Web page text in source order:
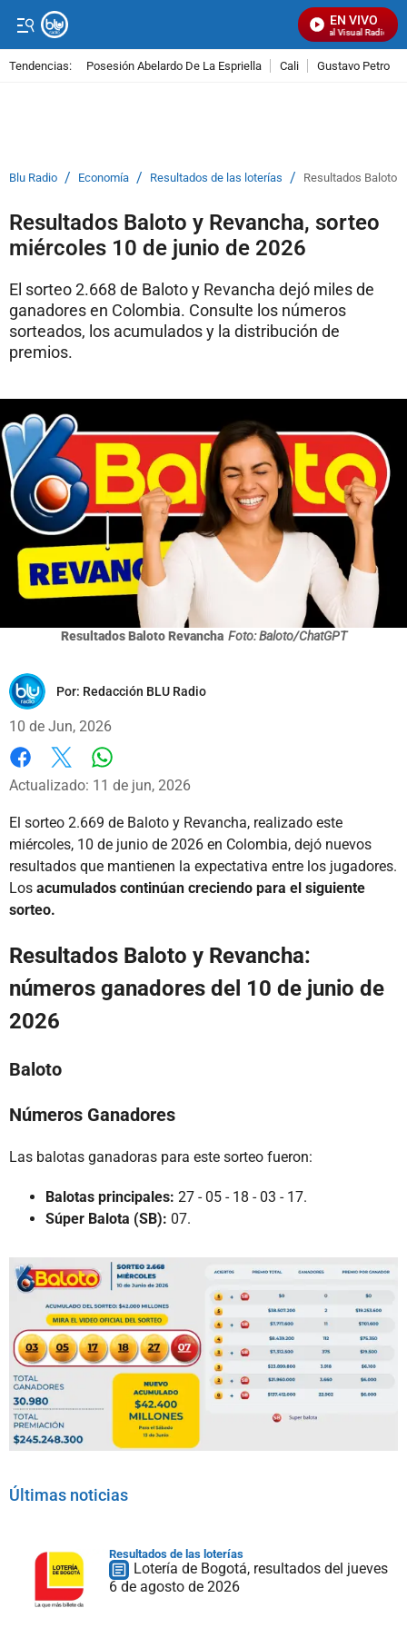
EN VIVO
Señal Visual Radio
Tendencias: Posesión Abelardo De La Espriella Cali Gustavo Petro
Blu Radio / Economía / Resultados de las loterías / Resultados Baloto
Resultados Baloto y Revancha, sorteo
miércoles 10 de junio de 2026
El sorteo 2.668 de Baloto y Revancha dejó miles de
ganadores en Colombia. Consulte los números
sorteados, los acumulados y la distribución de
premios.
Resultados Baloto Revancha Foto: Baloto/ChatGPT
Por: Redacción BLU Radio
10 de Jun, 2026
Facebook
X
Actualizado: 11 de jun, 2026
El sorteo 2.669 de Baloto y Revancha, realizado este
miércoles, 10 de junio de 2026 en Colombia, dejó nuevos
resultados que mantienen la expectativa entre los jugadores.
Los acumulados continúan creciendo para el siguiente
sorteo.
Resultados Baloto y Revancha:
números ganadores del 10 de junio de
2026
Baloto
Números Ganadores
Las balotas ganadoras para este sorteo fueron:
Balotas principales: 27 - 05 - 18 - 03 - 17.
Súper Balota (SB): 07.
Últimas noticias
Resultados de las loterías
Lotería de Bogotá, resultados del jueves
6 de agosto de 2026